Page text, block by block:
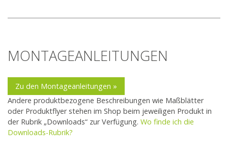
MONTAGEANLEITUNGEN
Zu den Montageanleitungen »
Andere produktbezogene Beschreibungen wie Maßblätter
oder Produktflyer stehen im Shop beim jeweiligen Produkt in
der Rubrik „Downloads“ zur Verfügung. Wo finde ich die
Downloads-Rubrik?